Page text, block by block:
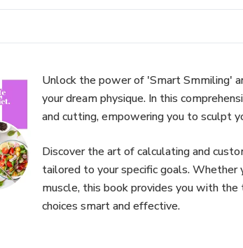
Unlock the power of 'Smart Smmiling'
your dream physique. In this
and cutting, empowering you to sculpt
Discover the art of calculating and
tailored to your specific goals. Whether
muscle, this book provides you with
choices smart and effective.